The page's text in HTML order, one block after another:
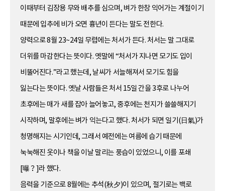
이때부터 김장용 무와 배추를 심으며, 벼가 한창 익어가는 계절이기
때문에 입추에 비가 오면 흉년이 든다는 말도 전한다.
양력으로 8월 23~24일 무렵에는 처서가 든다. 처서는 말 그대로
더위를 마감한다는 뜻이다. 옛말에 “처서가 지나면 모기도 입이
비뚤어진다.”라고 했는데, 날씨가 서늘해져서 모기도 힘을
잃는다는 뜻이다. 옛날 사람들은 처서 15일 간을 3후로 나누어
초후에는 매가 새를 잡아 늘어놓고, 중후에는 천지가 쓸쓸해지기
시작하며, 말후에는 벼가 익는다고 했다. 처서가 되면 일기(日氣)가
청명해지는 시기인데, 그래서 예전에는 여름에 습기 때문에
눅눅해진 옷이나 책을 이날 말리는 풍습이 있었으니, 이를 포쇄
[曝？]라 했다.
음력을 기준으로 8월에는 추석(秋夕)이 있으며, 절기로는 백로